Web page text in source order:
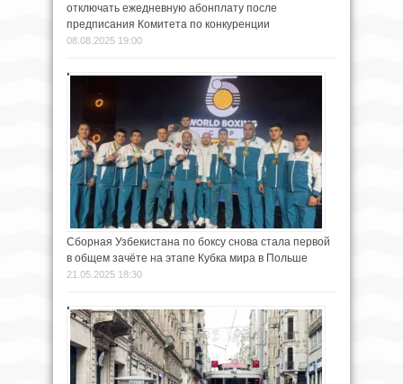
отключать ежедневную абонплату после
предписания Комитета по конкуренции
08.08.2025 19:00
Сборная Узбекистана по боксу снова стала первой
в общем зачёте на этапе Кубка мира в Польше
21.05.2025 18:30